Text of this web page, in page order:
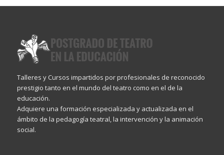
Talleres y Cursos impartidos por profesionales de reconocido
prestigio tanto en el mundo del teatro como en el de la
educación.
Adquiere una formación especializada y actualizada en el
ámbito de la pedagogía teatral, la intervención y la animación
social.